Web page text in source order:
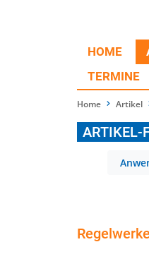
HOME
TERMINE
Home Artikel
ARTIKEL-